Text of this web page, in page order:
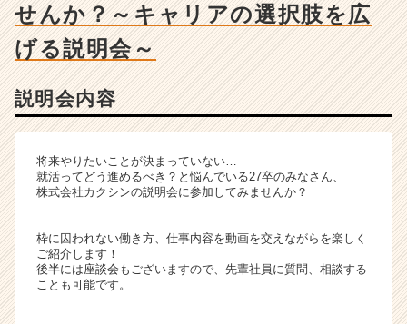
ス
カ
ウ
活
サ
イ
チ
キ
せんか？～キャリアの選択肢を広
げる説明会～
説明会内容
将来やりたいことが決まっていない…
就活ってどう進めるべき？と悩んでいる27卒のみなさん、
株式会社カクシンの説明会に参加してみませんか？
枠に囚われない働き方、仕事内容を動画を交えながらを楽しく
ご紹介します！
後半には座談会もございますので、先輩社員に質問、相談する
ことも可能です。